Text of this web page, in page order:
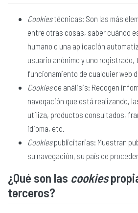
Cookiestécnicas: Son las más
entre otras cosas, saber cuándo
humano o una aplicación
usuario anónimo y uno
funcionamiento de cualquier web
Cookiesde análisis: Recogen
navegación que está realizando,
utiliza, productos consultados,
idioma, etc.
Cookiespublicitarias: Muestran
su navegación, su país de
¿Qué son las cookies
terceros?